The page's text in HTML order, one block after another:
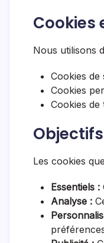
Cookies
Nous utilisons
Cookies de
Cookies
Cookies de
Les cookies
Essentiels :
Analyse :